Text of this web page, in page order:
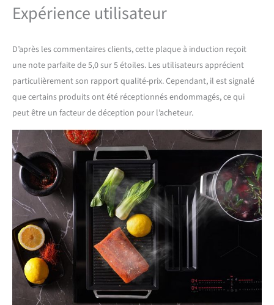
les 4 zones et disposent de
fonctions telles que Power
Boost (cuisson rapide),
touche active, verrouillage
de sécurité et contrôle
automatique de
l'extraction. Filtre à charbon
de longue durée. Peut être
nettoyé et réutilisé
plusieurs fois : le filtre à
charbon de longue durée est
facile à nettoyer, ce qui rend
la cuisine fraîche et les
ventilateurs fonctionnent
au maximum plus
longtemps. Les filtres
peuvent être nettoyés au
lave-vaisselle, régénérés
jusqu'à 8 fois et facilement
remis en place, prolongeant
leur durée de vie.
Expérience utilisateur
D’après les commentaires clients, cette plaque à induction reçoit
une note parfaite de 5,0 sur 5 étoiles. Les utilisateurs apprécient
particulièrement son rapport qualité-prix. Cependant, il est signalé
que certains produits ont été réceptionnés endommagés, ce qui
peut être un facteur de déception pour l’acheteur.